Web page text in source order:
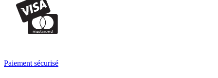
Paiement sécurisé